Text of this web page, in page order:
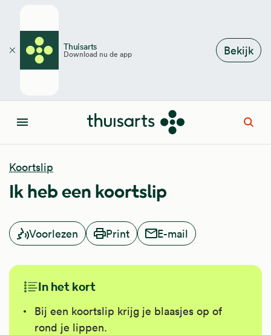
Thuisarts
Download nu de app Bekijk
Sluiten
Menu
Koortslip
Ik heb een koortslip
Voorlezen Print E-mail
In het kort
Bij een koortslip krijg je blaasjes op of
rond je lippen.